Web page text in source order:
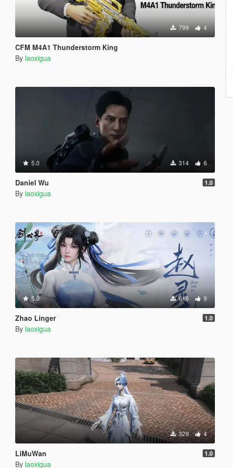
799 4
CFM M4A1 Thunderstorm King
By laoxigua
5.0 314 6
Daniel Wu 1.0
By laoxigua
5.0 616 9
Zhao Linger 1.0
By laoxigua
329 4
LiMuWan 1.0
By laoxigua